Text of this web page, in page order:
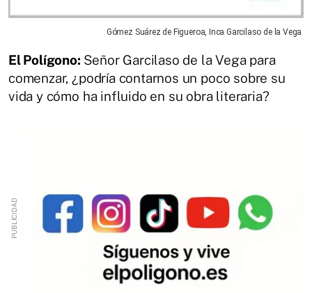
Gómez Suárez de Figueroa, Inca Garcilaso de la Vega
El Polígono: Señor Garcilaso de la Vega para
comenzar, ¿podría contarnos un poco sobre su
vida y cómo ha influido en su obra literaria?